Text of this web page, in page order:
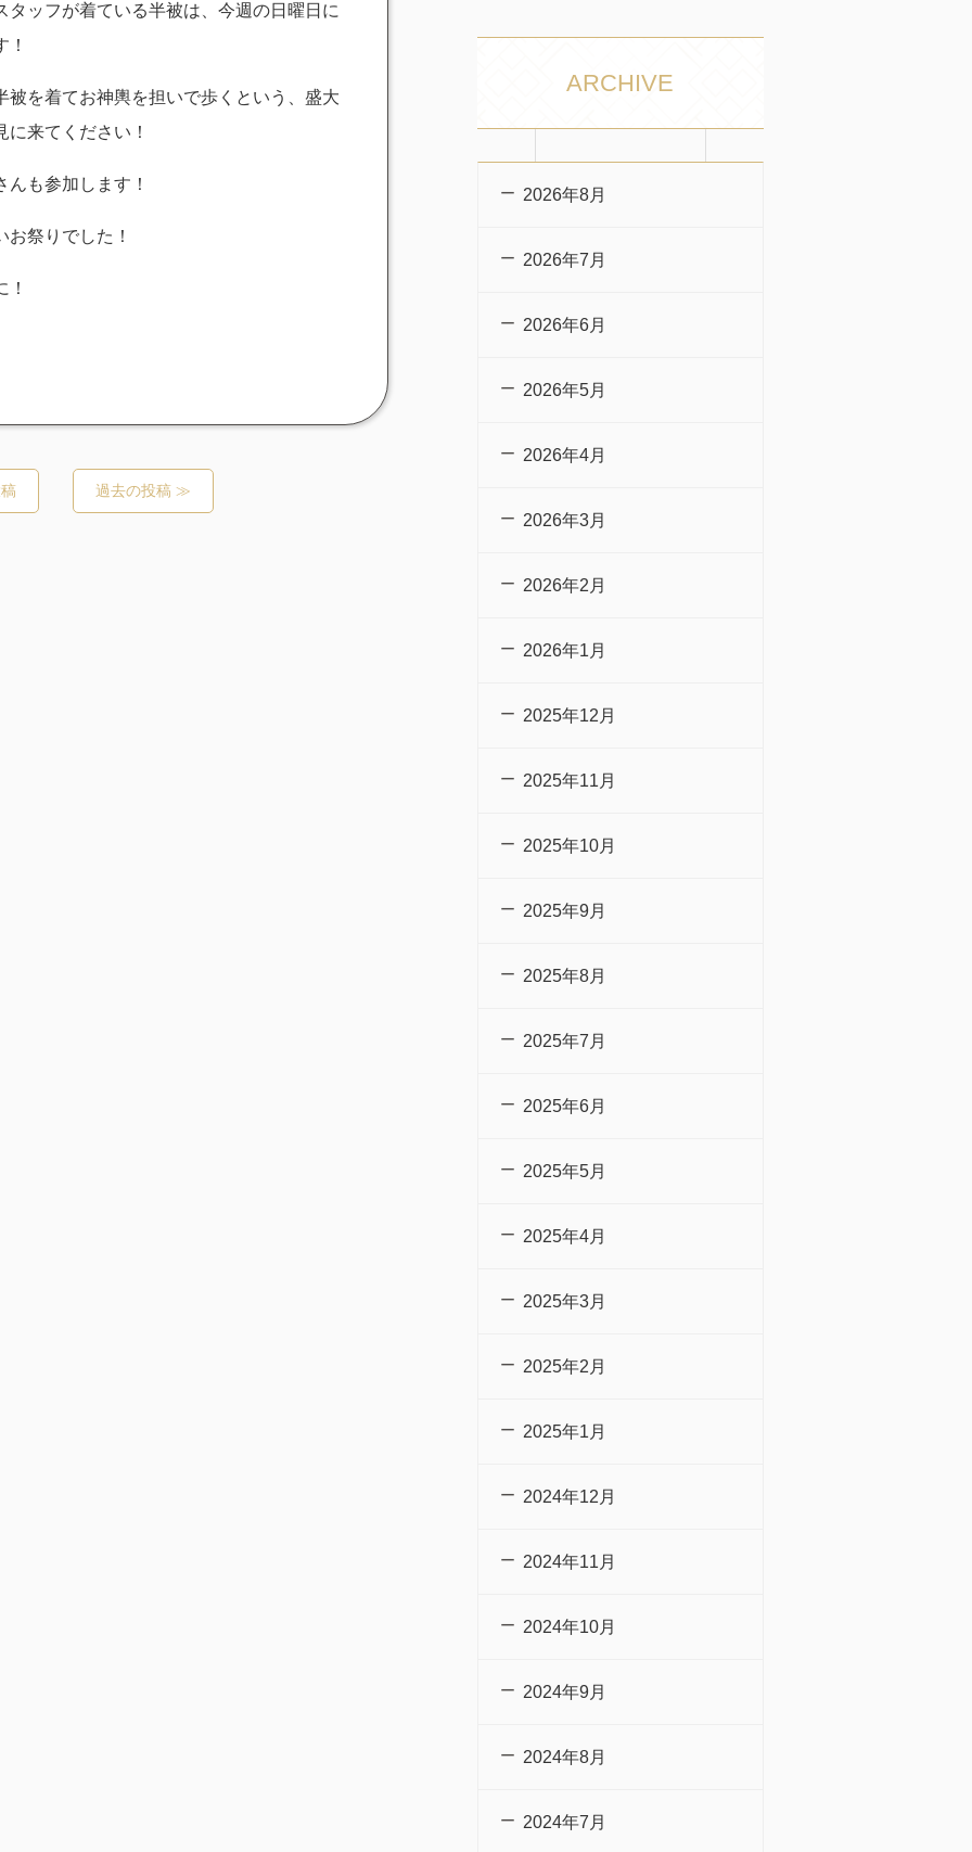
タッフが着ている半被は、今週の日曜日に
！
被を着てお神輿を担いで歩くという、盛大
来てください！
も参加します！
祭りでした！
！
過去の投稿 ≫
ARCHIVE
2026年8月
2026年7月
2026年6月
2026年5月
2026年4月
2026年3月
2026年2月
2026年1月
2025年12月
2025年11月
2025年10月
2025年9月
2025年8月
2025年7月
2025年6月
2025年5月
2025年4月
2025年3月
2025年2月
2025年1月
2024年12月
2024年11月
2024年10月
2024年9月
2024年8月
2024年7月